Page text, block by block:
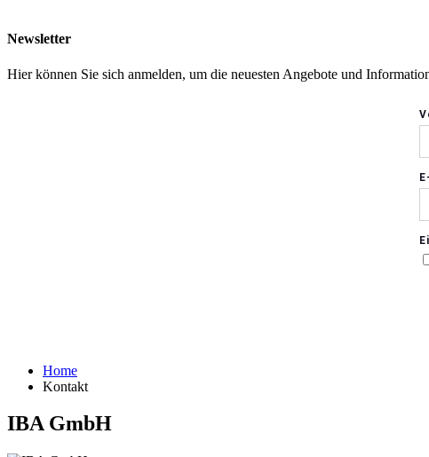
Newsletter
Hier können Sie sich anmelden, um die neuesten Angebote und
Home
Kontakt
IBA GmbH